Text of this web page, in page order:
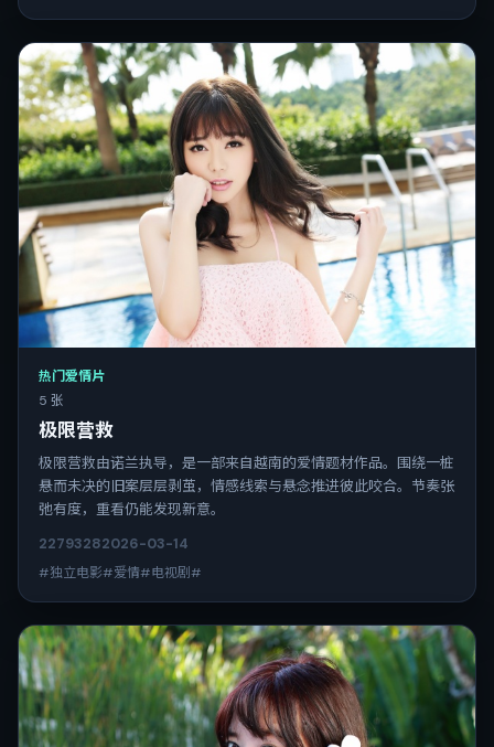
热门爱情片
5 张
极限营救
极限营救由诺兰执导，是一部来自越南的爱情题材作品。围绕一桩
悬而未决的旧案层层剥茧，情感线索与悬念推进彼此咬合。节奏张
弛有度，重看仍能发现新意。
22793282026-03-14
#独立电影#爱情#电视剧#